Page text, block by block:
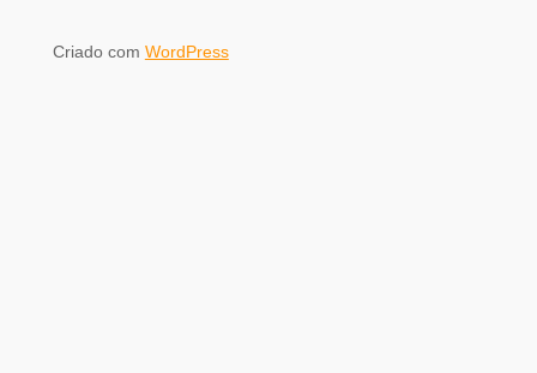
Criado com WordPress